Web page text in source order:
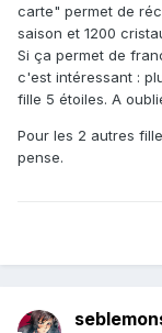
carte" permet de
saison et 1200
Si ça permet de
c'est intéressant :
fille 5 étoiles. A
Pour les 2 autres
pense.